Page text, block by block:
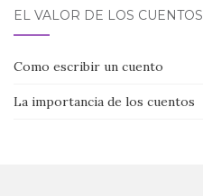
EL VALOR DE LOS CUENTOS
Como escribir un cuento
La importancia de los cuentos